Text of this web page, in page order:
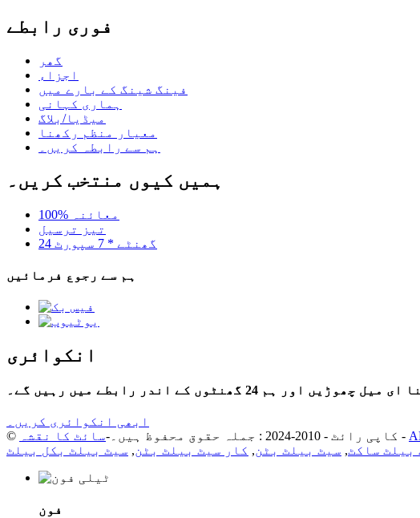
فوری رابطے
گھر
اجزاء
فینگ شینگ کے بارے میں
ہماری کہانی
میڈیا/بلاگ
معیار منظم رکھنا
ہم سے رابطہ کریں۔
ہمیں کیوں منتخب کریں۔
100% معائنہ
تیز ترسیل
24 گھنٹے * 7 سپورٹ
ہم سے رجوع فرمائیں
انکوائری
کے اندر رابطے میں رہیں گے۔
ابھی انکوائری کریں۔
© کاپی رائٹ - 2010-2024 : جملہ حقوق محفوظ ہیں۔-
سائٹ کا نقشہ -
بیلٹ ساکٹ, سیٹ بیلٹ بٹن, کار سیٹ بیلٹ بٹن, سیٹ بیلٹ بکل بیلٹ
فون